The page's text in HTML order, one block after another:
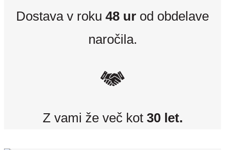
Dostava v roku 48 ur od obdelave
naročila.
Z vami že več kot 30 let.